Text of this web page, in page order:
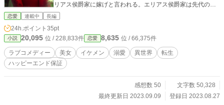
リアス侯爵家に嫁げと言われる。エリアス侯爵家は先代の事
業の失敗で没落寸前だった。私はお父様からある任務を任せ
お料理を作ったり、調味料を開発したり、使用人達を再教育
したりと、忙しいながらも楽しい日々を送り始めた私。前世
の夫であった刀夢がイケメンだったこともあり、素晴らしく
美しいエリアス侯爵は苦手よ。だから、旦那様の愛は必要あ
りませんっ！これは転生者の杏ことエメラルドが、前世の知
異世界が舞台です。 ※ファンタジー要素が強めのラブコメデ
ィーです。 ※いつものゆるふわ設定かもしれません。ご都合
恋愛 連載中 長編
24h.ポイント 35pt
小説 20,095 位 / 228,833件 恋愛 8,635 位 / 66,375件
ラブコメディー 美女 イケメン 溺愛 異世界
転生
ハッピーエンド保証
感想数 50
文字数 50,328
最終更新日 2023.09.09
登録日 2023.08.27